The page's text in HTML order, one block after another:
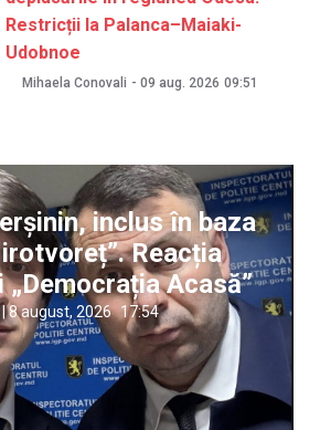
Restricții la Palanca–Maiaki-
Udobnoe
Mihaela Conovali - 09 aug. 2026 09:51
inclus în baza
Reacția
Acasă”
|8 august, 2026 17:54